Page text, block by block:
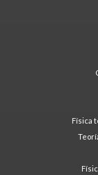
Física